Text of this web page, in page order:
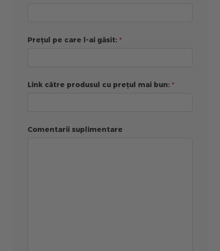
Prețul pe care l-ai găsit:
Link către produsul cu prețul mai bun:
Comentarii suplimentare